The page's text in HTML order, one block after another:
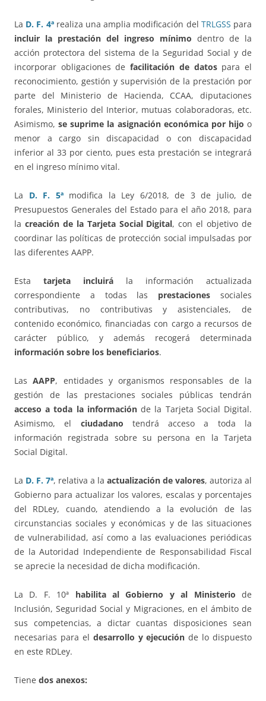
La D. F. 4ªrealiza una amplia modificación del TRLGSS para
incluir la prestación del ingreso mínimo dentro de la
acción protectora del sistema de la Seguridad Social y de
incorporar obligaciones defacilitación de datospara el
reconocimiento, gestión y supervisión de la prestación por
parte del Ministerio de Hacienda, CCAA, diputaciones
forales, Ministerio del Interior, mutuas colaboradoras, etc.
Asimismo,se suprime la asignación económica por hijo o
menor a cargo sin discapacidad o con discapacidad
inferior al 33 por ciento, pues esta prestación se integrará
en el ingreso mínimo vital.
La D. F. 5ªmodifica la Ley 6/2018, de 3 de julio, de
Presupuestos Generales del Estado para el año 2018, para
la creación de la Tarjeta Social Digital, con el objetivo de
coordinar las políticas de protección social impulsadas por
las diferentes AAPP.
Esta tarjeta incluirá la información actualizada
correspondiente a todas las prestaciones sociales
contributivas, no contributivas y asistenciales, de
contenido económico, financiadas con cargo a recursos de
carácter público, y además recogerá determinada
información sobre los beneficiarios.
LasAAPP, entidades y organismos responsables de la
gestión de las prestaciones sociales públicas tendrán
acceso a toda la informaciónde la Tarjeta Social Digital.
Asimismo, el ciudadano tendrá acceso a toda la
información registrada sobre su persona en la Tarjeta
Social Digital.
La D. F. 7ª, relativa a la actualización de valores, autoriza al
Gobierno para actualizar los valores, escalas y porcentajes
del RDLey, cuando, atendiendo a la evolución de las
circunstancias sociales y económicas y de las situaciones
de vulnerabilidad, así como a las evaluaciones periódicas
de la Autoridad Independiente de Responsabilidad Fiscal
se aprecie la necesidad de dicha modificación.
La D. F. 10ª habilita al Gobierno y al Ministerio de
Inclusión, Seguridad Social y Migraciones, en el ámbito de
sus competencias, a dictar cuantas disposiciones sean
necesarias para el desarrollo y ejecución de lo dispuesto
en este RDLey.
Tiene dos anexos: